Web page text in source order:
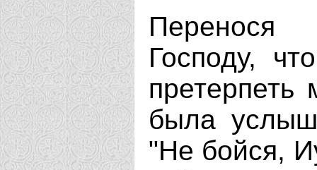
Перенося
Господу,
была
"Не бойся,